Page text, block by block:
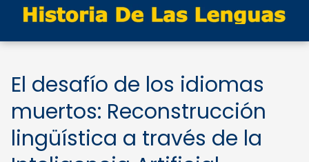
El desafío de los idiomas
muertos: Reconstrucción
lingüística a través de la